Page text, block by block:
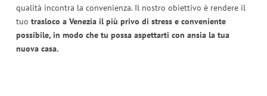
qualità incontra la convenienza. Il nostro obiettivo è rendere il
tuo trasloco a Venezia il più privo di stress e conveniente
possibile, in modo che tu possa aspettarti con ansia la tua
nuova casa.